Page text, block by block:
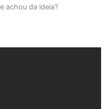
achou da ideia?